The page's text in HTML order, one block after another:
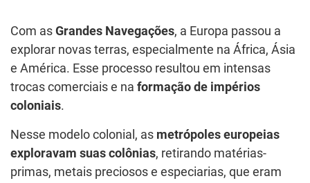
Com as Grandes Navegações, a Europa passou a
explorar novas terras, especialmente na África, Ásia
e América. Esse processo resultou em intensas
trocas comerciais e na formação de impérios
coloniais.
Nesse modelo colonial, as metrópoles europeias
exploravam suas colônias, retirando matérias-
primas, metais preciosos e especiarias, que eram